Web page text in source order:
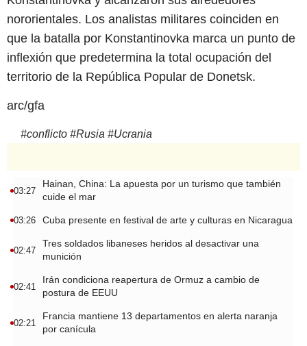
nororientales. Los analistas militares coinciden en
que la batalla por Konstantinovka marca un punto de
inflexión que predetermina la total ocupación del
territorio de la República Popular de Donetsk.
arc/gfa
#conflicto #Rusia #Ucrania
03:27
Hainan, China: La apuesta por un turismo que también
cuide el mar
03:26 Cuba presente en festival de arte y culturas en Nicaragua
02:47
Tres soldados libaneses heridos al desactivar una
munición
02:41
Irán condiciona reapertura de Ormuz a cambio de
postura de EEUU
02:21
Francia mantiene 13 departamentos en alerta naranja
por canícula